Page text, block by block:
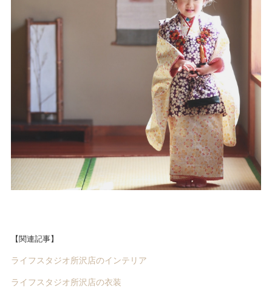
【関連記事】
ライフスタジオ所沢店のインテリア
ライフスタジオ所沢店の衣装